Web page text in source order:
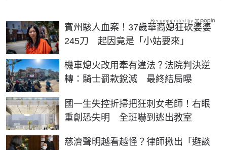
賓州駭人血案！37歲華裔媳狂砍婆婆
245刀 起因竟是「小姑要來」
機車熄火改用牽有違法？法院判決逆
轉：騎士罰款銳減 最終結局曝
國一生失控折掃把狂刺女老師！右眼
重創恐失明 全班嚇到逃出教室
慈濟聲明越看越怪？律師揪出「避談
Recommended by